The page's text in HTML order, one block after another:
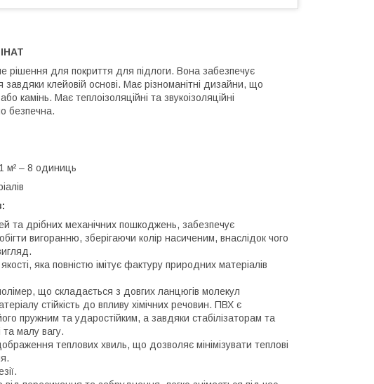
рішення для покриття для підлоги. Вона забезпечує
завдяки клейовій основі. Має різноманітні дизайни, що
камінь. Має теплоізоляційні та звукоізоляційні
безпечна.
м² – 8 одиниць
та дрібних механічних пошкоджень, забезпечує
вигоранню, зберігаючи колір насиченим, внаслідок чого
яка повністю імітує фактуру природних матеріалів
що складається з довгих ланцюгів молекул
стійкість до впливу хімічних речовин. ПВХ є
пружним та ударостійким, а завдяки стабілізаторам та
малу вагу.
теплових хвиль, що дозволяє мінімізувати теплові